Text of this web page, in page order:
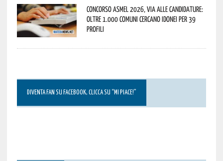
Concorso Asmel 2026, via alle candidature:
oltre 1.000 Comuni cercano idonei per 39
profili
DIVENTA FAN SU FACEBOOK, CLICCA SU “MI PIACE!”